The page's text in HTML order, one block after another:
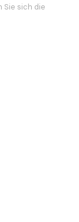
Sie sich die